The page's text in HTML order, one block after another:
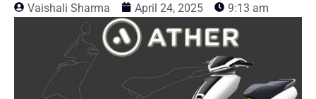
Vaishali Sharma April 24, 2025 9:13 am